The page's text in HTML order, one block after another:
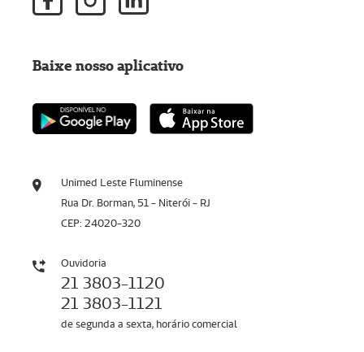
Unimed Leste Fluminense
Rua Dr. Borman, 51 - Niterói - RJ
CEP: 24020-320
Ouvidoria
21 3803-1120
21 3803-1121
de segunda a sexta, horário comercial
Baixe nosso aplicativo